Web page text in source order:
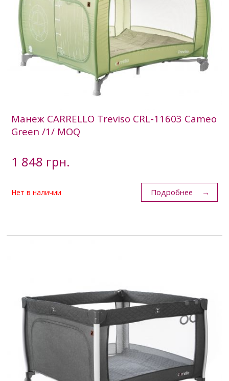
Манеж CARRELLO Treviso CRL-11603 Cameo
Green /1/ MOQ
1 848 грн.
Нет в наличии Подробнее